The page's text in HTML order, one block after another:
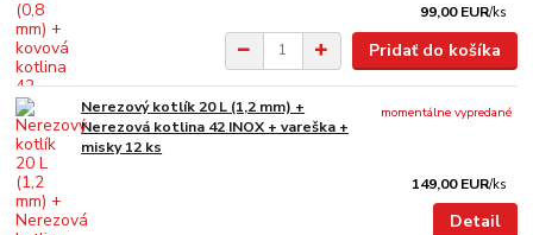
99,00 EUR/ks
Pridať do košíka
Nerezový kotlík 20 L (1,2 mm) +
Nerezová kotlina 42 INOX + vareška +
misky 12 ks
149,00 EUR/ks
momentálne vypredané
Detail